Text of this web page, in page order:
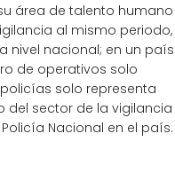
área de talento humano
al mismo periodo,
nivel nacional; en un país
de operativos solo
solo representa
del sector de la vigilancia
Nacional en el país.